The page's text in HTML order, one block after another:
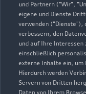
und Partnern ("Wir",
eigene und Dienste
verwenden ("Dienste"),
verbessern, den
und auf Ihre Interessen
einschließlich
externe Inhalte ein, um
Hierdurch werden
Servern von Dritten
Daten von Ihrem
Service
Geschlossen,
07:00
Teile &
Geschlossen,
07:00